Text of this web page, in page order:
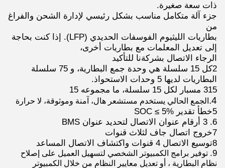
ذات سعة صغيرة.
جزء آلة متكامل مناسب بشكل رئيسي لإدارة الشحن والفراغ
من
بطاريات الليثيوم الفوسفات الحديدي (LFP). إذا كنت بحاجة
إلى تعديل المعلمات مع بطاريات أخرى،
الرجاء الاتصال بشركةنا للتأكيد
2كل 15 سلسلة هي وحدة جمع البطارية، و 75 سلسلة
البطاريات لديها 5 وحدات الاستحواذ.
315 مسبار لكل 15 سلسلة، ما مجموعه 15
4. الجمع الحالي يستخدم مستشعر هال، آمنة وموثوقة، لا حرارة
5خطأ تقدير SOC ≤ 5%
6. 3 أرقام عنوان الاتصال لتحديد عنوان BMS
7خروج اتصال جاف لثلاث قنوات
8توسيع الاتصال 4 قنوات واكتشاف الاتصال المساعد
9. توفير برامج الكمبيوتر الشخصي لتسهيل العميل على إصلاح
نظام البطارية ، أو تعديل معايير النظام من خلال الكمبيوتر